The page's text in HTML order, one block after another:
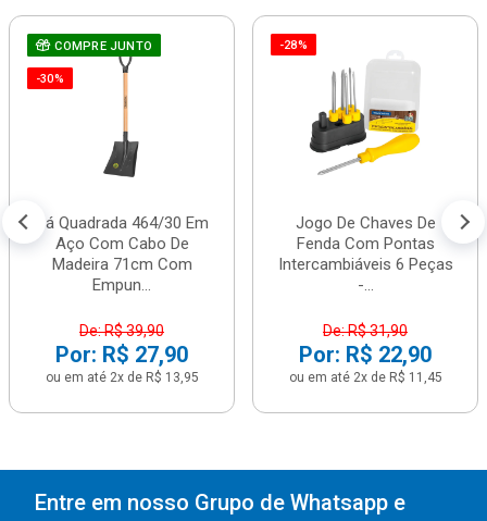
COMPRE JUNTO
-30%
Pá Quadrada 464/30 Em
Aço Com Cabo De
Madeira 71cm Com
Empun...
De: R$ 39,90
Por: R$ 27,90
ou em até 2x de R$ 13,95
-28%
Jogo De Chaves De
Fenda Com Pontas
Intercambiáveis 6 Peças
-...
De: R$ 31,90
Por: R$ 22,90
ou em até 2x de R$ 11,45
Entre em nosso Grupo de Whatsapp e